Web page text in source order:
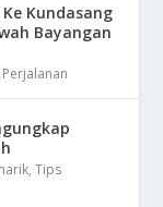
Kundasang
Bayangan
,Tips